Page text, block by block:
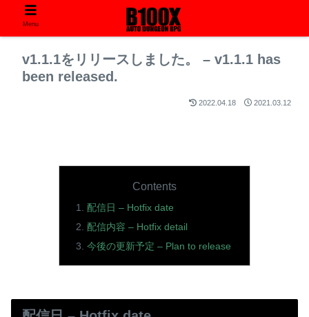
v1.1.1をリリースしました。 – v1.1.1 has
been released.
2022.04.18 2021.03.12
Contents
配信日 – Hotfix date
配信内容 – Hotfix detail
今後の更新予定 – Plan to release
Menu